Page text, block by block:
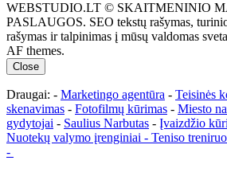
WEBSTUDIO.LT © SKAITMENINIO
PASLAUGOS. SEO tekstų rašymas,
rašymas ir talpinimas į mūsų valdomas
AF themes.
Close
Draugai: - Marketingo agentūra - Teisinės
skenavimas - Fotofilmų kūrimas - Miesto
gydytojai - Saulius Narbutas - Įvaizdžio
Nuotekų valymo įrenginiai - Teniso
-